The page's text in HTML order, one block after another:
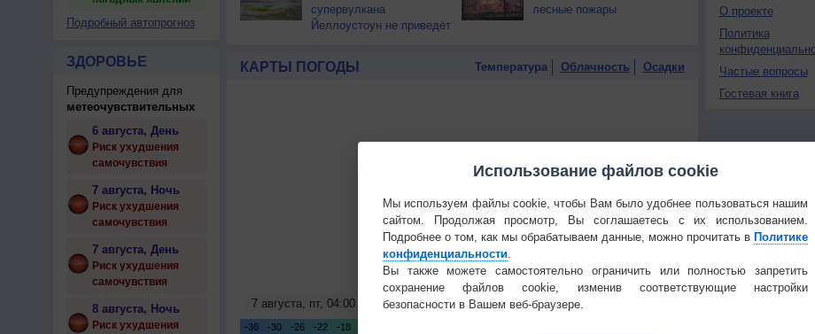
Подробный автопрогноз
ЗДОРОВЬЕ
Предупреждения для
метеочувствительных
6 августа, День
Риск ухудшения
самочувствия
7 августа, Ночь
Риск ухудшения
самочувствия
7 августа, День
Риск ухудшения
самочувствия
8 августа, Ночь
Риск ухудшения
супервулкана
Йеллоустоун не приведёт
лесные пожары
КАРТЫ ПОГОДЫ Температура Облачность Осадки
О проекте
Политика
Частые вопросы
Гостевая книга
Использование файлов cookie
Мы используем файлы cookie, чтобы Вам было удобнее пользоваться нашим
сайтом. Продолжая просмотр, Вы соглашаетесь с их использованием.
Подробнее о том, как мы обрабатываем данные, можно прочитать в Политике
конфиденциальности
Вы также можете самостоятельно ограничить или полностью запретить
сохранение файлов cookie, изменив соответствующие настройки
безопасности в Вашем веб-браузере.